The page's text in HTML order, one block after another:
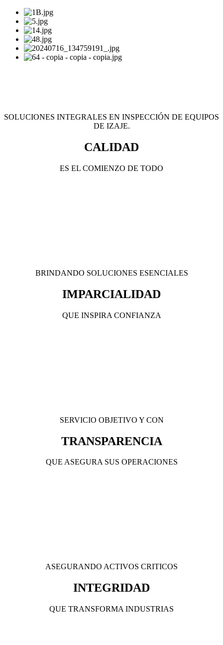
SOLUCIONES INTEGRALES EN INSPECCIÓN DE EQUIPOS
DE IZAJE.
CALIDAD
ES EL COMIENZO DE TODO
BRINDANDO SOLUCIONES ESENCIALES
IMPARCIALIDAD
QUE INSPIRA CONFIANZA
SERVICIO OBJETIVO Y CON
TRANSPARENCIA
QUE ASEGURA SUS OPERACIONES
ASEGURANDO ACTIVOS CRITICOS
INTEGRIDAD
QUE TRANSFORMA INDUSTRIAS